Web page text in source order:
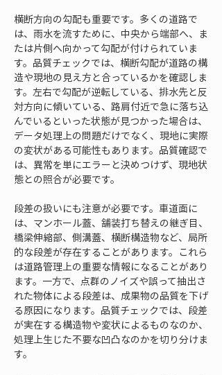
横断方向の勾配も重要です。多くの道路で
は、雨水を流すために、中央から端部へ、ま
たは片側へ向かって勾配が付けられていま
す。品質チェックでは、横断勾配が道路の構
造や現地の見え方と合っているかを確認しま
す。左右で勾配が逆転している、排水先と反
対方向に傾いている、路肩付近で急に落ち込
んでいるといった状態が見つかった場合は、
データ処理上の問題だけでなく、現地に実際
の変状がある可能性もあります。品質確認で
は、異常を単にエラーと決めつけず、現地状
態との照合が必要です。
段差の扱いにも注意が必要です。車道面に
は、マンホール蓋、舗装打ち替えの継ぎ目、
橋梁伸縮部、側溝蓋、横断構造物など、局所
的な段差が存在することがあります。これら
は道路管理上の重要な情報になることがあり
ます。一方で、点群のノイズや誤って抽出さ
れた物体による段差は、成果物の品質を下げ
る原因になります。品質チェックでは、段差
が実在する構造物や変状によるものなのか、
処理上生じた不要な凹凸なのかを切り分けま
す。